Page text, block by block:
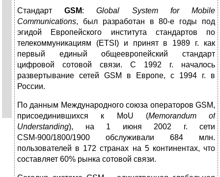
СтандартGSM:Global System for
Mobile
Communications, был разработан в 80-е годы под
эгидой Европейского института стандартов по
телекоммуникациям (ЕТSI) и принят в 1989 г. как
первый единый общеевропейский стандарт
цифровой сотовой связи. С 1992 г. началось
развертывание сетей GSМ в Европе, с 1994 г. в
России.
По данным Международного союза операторов GSМ,
присоединившихся к МоU (Memorandum
of
Understanding), на 1 июня 2002 г. сети
СSМ-900/1800/1900 обслуживали 684 млн.
пользователей в 172 странах на 5 континентах, что
составляет 60% рынка сотовой связи.